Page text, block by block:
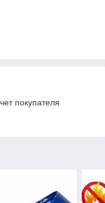
покупателя